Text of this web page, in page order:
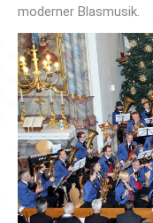
moderner Blasmusik.